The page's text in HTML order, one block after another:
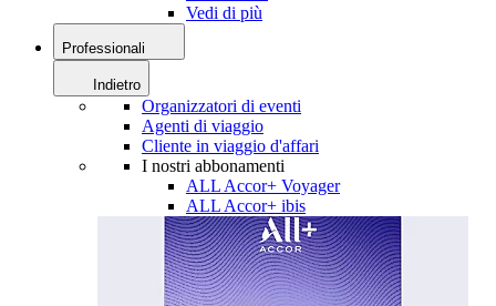
Vedi di più
Professionali
Indietro
Organizzatori di eventi
Agenti di viaggio
Cliente in viaggio d'affari
I nostri abbonamenti
ALL Accor+ Voyager
ALL Accor+ ibis